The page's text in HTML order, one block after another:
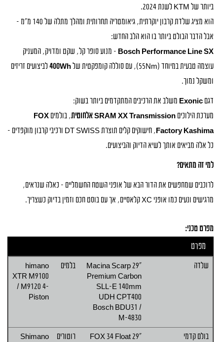
ביותר של KTM לשנת 2024.
הוא מציג שלדת קרבון יוקרתית, גיאומטריה תחרותית ומהלך מתלה של 140 מ״מ –
אבל הדבר הבולט ביותר בו הוא הלב החדש:
Bosch Performance Line SX – מנוע סופר קל, שקט ומדויק, המעניק
עוצמה טבעית במיוחד (55Nm), עם סוללה קומפקטית של
400Wh לביצועים זריזים
ומשקל נמוך.
דגם Exonic משלב את הרכיבים המתקדמים ביותר בשוק:
מערכת הילוכים SRAM XX Transmission אלחוטית , בולמים FOX
Factory Kashima
, חישוקים קלים תוצרת DT SWISS ורכיבי קרבון מוקפדים –
כל אלה מביאים אותך לשיא הדיוק והביצועים.
למי זה מתאים?
לרוכבים שמחפשים את הדור הבא של אופני השטח החשמליים – כאלה שנראים,
מרגישים ונעים כמו אופני XC קלאסיים, אך עם בוסט חכם וזמין בדיוק כשצריך.
מפרט טכני:
מפרט
שלדה
Macina Scarp 29"
Premium Carbon
SLL-E 140mm
UDH CPT400
Bosch BDU31 /
M-4830
בלמים
himano
XTR M9100
/ M9120 4-
Piston
בולם קדמי
FOX 34 Float 29"
רוטורים
Shimano